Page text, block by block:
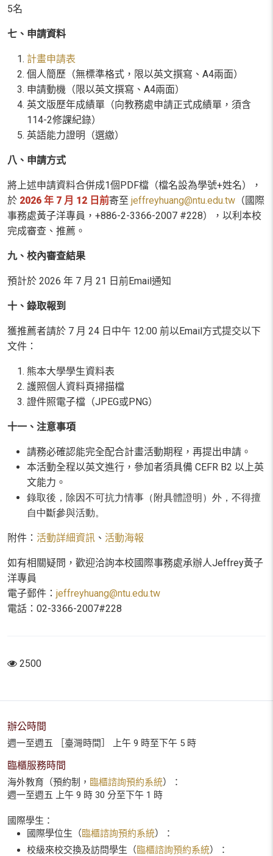
5名
七、申請資料
計畫申請表
個人簡歷（無標準格式，限以英文撰寫、 A4兩面）
申請動機（限以英文撰寫、 A4兩面）
英文版歷年成績單（向教務處申請正式成績單，須含
114-2修課紀錄）
英語能力證明（選繳）
八、申請方式
將上述申請資料合併成1個PDF檔（檔名設為學號+姓名），
於 2026 年 7 月 12 日前寄至 jeffreyhuang@ntu.edu.tw （國際
事務處黃子洋專員， +886-2-3366-2007 #228），以利本校
完成審查、推薦。
九、校內審查結果
預計於 2026 年 7 月 21 日前Email通知
十、錄取報到
獲推薦者請於 7 月 24 日中午 12:00 前以Email方式提交以下
文件：
熊本大學學生資料表
護照個人資料頁掃描檔
證件照電子檔（JPEG或PNG）
十一、注意事項
請務必確認能完全配合計畫活動期程，再提出申請。
本活動全程以英文進行，參加者須具備 CEFR B2 以上英
文能力。
錄取後，除因不可抗力情事（附具體證明）外，不得擅
自中斷參與活動。
附件： 活動詳細資訊 、 活動海報
如有相關疑問，歡迎洽詢本校國際事務處承辦人Jeffrey黃子
洋專員
電子郵件： jeffreyhuang@ntu.edu.tw
電話： 02-3366-2007#228
2500
辦公時間
週一至週五 ［臺灣時間］ 上午 9 時至下午 5 時
臨櫃服務時間
海外教育（預約制， 臨櫃諮詢預約系統）：
週一至週五 上午 9 時 30 分至下午 1 時
國際學生：
國際學位生（臨櫃諮詢預約系統）：
校級來校交換及訪問學生（臨櫃諮詢預約系統）：